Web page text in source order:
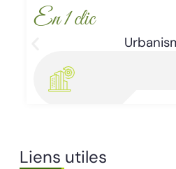
En 1 clic
Liens utiles